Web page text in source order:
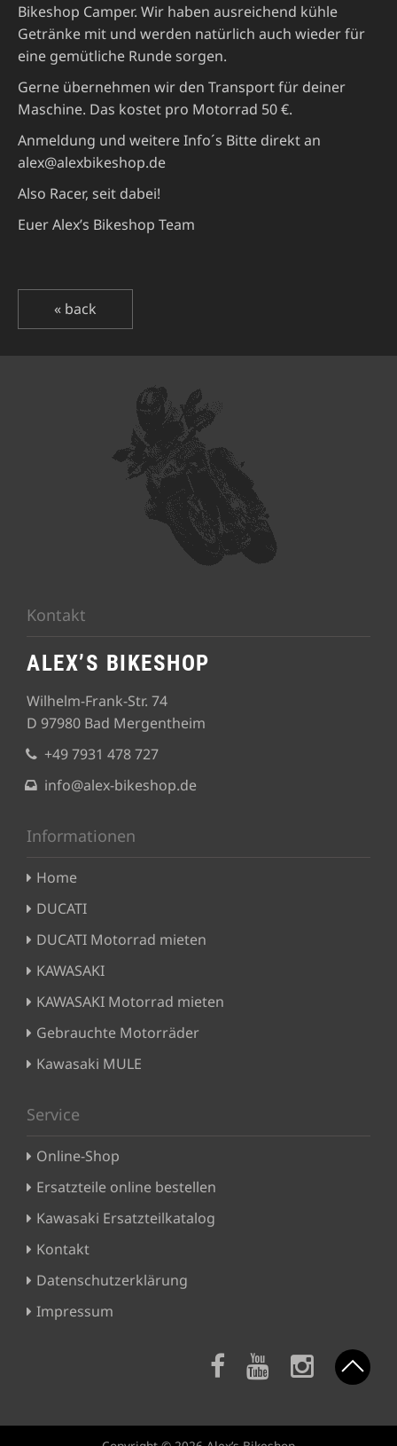
Bikeshop Camper. Wir haben ausreichend kühle
Getränke mit und werden natürlich auch wieder für
eine gemütliche Runde sorgen.
Gerne übernehmen wir den Transport für deiner
Maschine. Das kostet pro Motorrad 50 €.
Anmeldung und weitere Info´s Bitte direkt an
alex@alexbikeshop.de
Also Racer, seit dabei!
Euer Alex’s Bikeshop Team
« back
Kontakt
ALEX’S BIKESHOP
Wilhelm-Frank-Str. 74
D 97980 Bad Mergentheim
+49 7931 478 727
info@alex-bikeshop.de
Informationen
Home
DUCATI
DUCATI Motorrad mieten
KAWASAKI
KAWASAKI Motorrad mieten
Gebrauchte Motorräder
Kawasaki MULE
Service
Online-Shop
Ersatzteile online bestellen
Kawasaki Ersatzteilkatalog
Kontakt
Datenschutzerklärung
Impressum